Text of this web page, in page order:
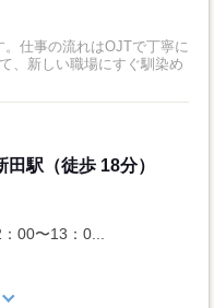
仕事の流れはOJTで丁寧に
、新しい職場にすぐ馴染め
駅（徒歩 18分）
00〜13：0...